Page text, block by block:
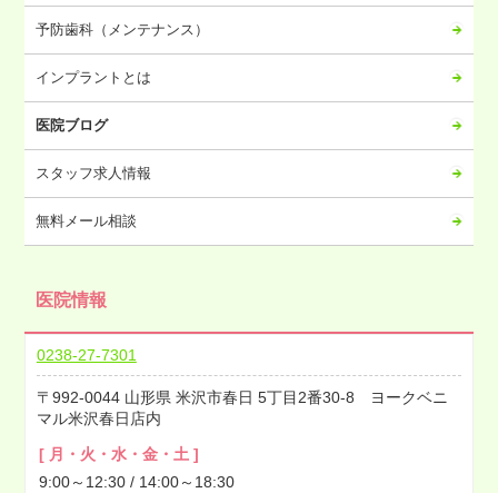
2023年04月
2023年03月
2023年02月
2023年01月
2022年11月
2022年07月
2022年06月
2022年05月
2022年04月
2022年03月
2022年02月
予防歯科（メンテナンス）
インプラントとは
医院ブログ
スタッフ求人情報
無料メール相談
医院情報
0238-27-7301
992-0044 山形県 米沢市春日 5丁目2番30-8 ヨークベニ
マル米沢春日店内
[ 月・火・水・金・土 ]
9:00～12:30 / 14:00～18:30